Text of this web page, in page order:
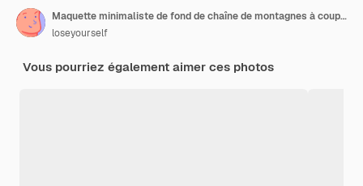
Maquette minimaliste de fond de chaîne de montagnes à couper le souffle pour l'affichage du podium ou la génération d'IA
loseyourself
Vous pourriez également aimer ces photos